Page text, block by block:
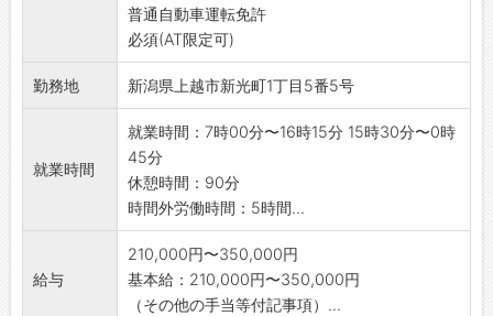
【採用後、業務内容の変更予定なし】
普通自動車運転免許
必須(AT限定可)
勤務地 新潟県上越市新光町1丁目5番5号
就業時間
就業時間：7時00分〜16時15分 15時30分〜0時
45分
休憩時間：90分
時間外労働時間：5時間...
給与
210,000円〜350,000円
基本給：210,000円〜350,000円
（その他の手当等付記事項）...